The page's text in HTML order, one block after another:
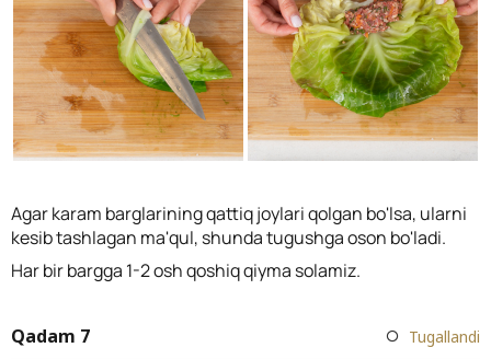
Agar karam barglarining qattiq joylari qolgan bo'lsa, ularni
kesib tashlagan ma'qul, shunda tugushga oson bo'ladi.
Har bir bargga 1-2 osh qoshiq qiyma solamiz.
Qadam 7 Tugallandi